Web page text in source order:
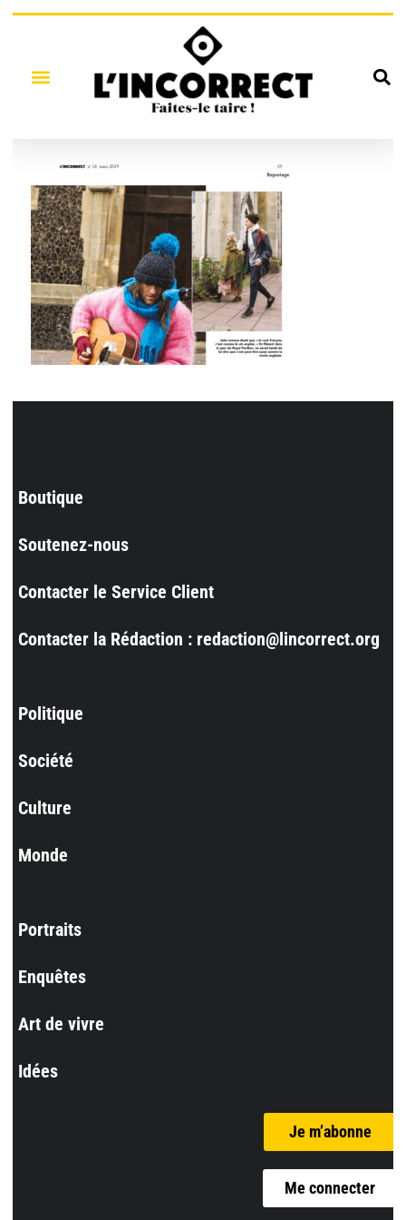
Boutique
Soutenez-nous
Contacter le Service Client
Contacter la Rédaction : redaction@lincorrect.org
Politique
Société
Culture
Monde
Portraits
Enquêtes
Art de vivre
Idées
Je m’abonne
Me connecter